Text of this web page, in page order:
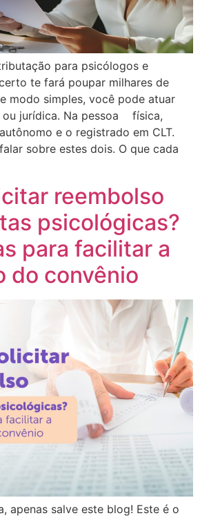
para psicólogos e
te fará poupar milhares de
modo simples, você pode atuar
ou jurídica. Na pessoa física,
e o registrado em CLT.
sobre estes dois. O que cada
reembolso
psicológicas?
para facilitar a
do convênio
apenas salve este blog! Este é o